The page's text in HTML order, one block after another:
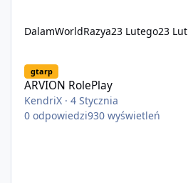
DalamWorldRazya23 Lutego23 Lut
gtarp
ARVION RolePlay
KendriX ·4 Stycznia
0 odpowiedzi930 wyświetleń